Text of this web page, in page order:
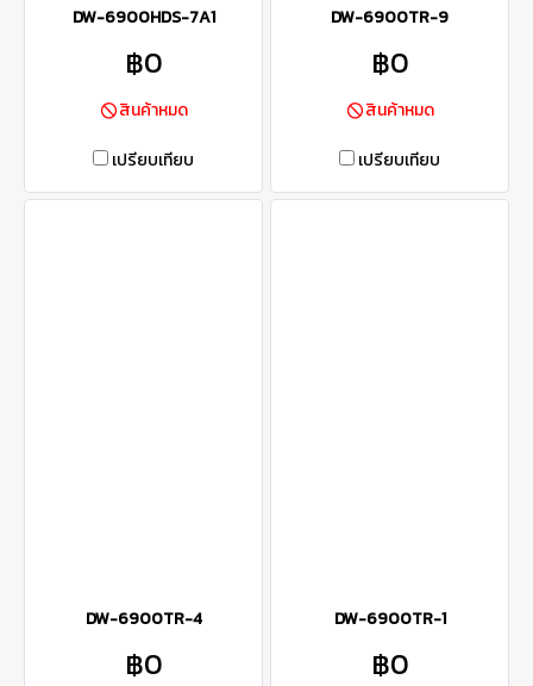
DW-6900HDS-7A1
฿0
สินค้าหมด
เปรียบเทียบ
DW-6900TR-9
฿0
สินค้าหมด
เปรียบเทียบ
DW-6900TR-4
฿0
DW-6900TR-1
฿0